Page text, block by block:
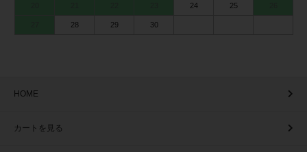
24 25
28 29 30
HOME
カートを見る